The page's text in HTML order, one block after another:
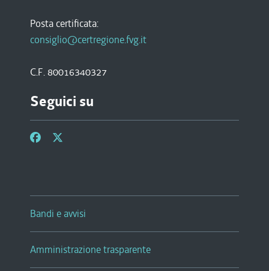
Posta certificata:
consiglio@certregione.fvg.it
C.F. 80016340327
Seguici su
Bandi e avvisi
Amministrazione trasparente